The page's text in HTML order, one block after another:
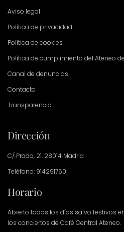
Aviso legal
Política de privacidad
Política de cookies
Política de cumplimiento del Ateneo
Canal de denuncias
Contacto
Transparencia
Dirección
C/ Prado, 21. 28014 Madrid
Teléfono: 914291750
Horario
Abierto todos los días salvo festivos
los conciertos de Café Central Ateneo.